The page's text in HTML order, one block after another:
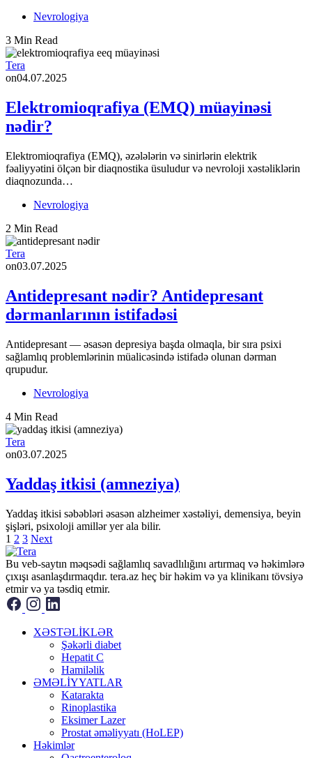
Nevrologiya
3 Min Read
Tera
on04.07.2025
Elektromioqrafiya (EMQ) müayinəsi
nədir?
Elektromioqrafiya (EMQ), əzələlərin və sinirlərin elektrik
fəaliyyətini ölçən bir diaqnostika üsuludur və nevroloji xəstəliklərin
diaqnozunda…
Nevrologiya
2 Min Read
Tera
on03.07.2025
Antidepresant nədir? Antidepresant
dərmanlarının istifadəsi
Antidepresant — əsasən depresiya başda olmaqla, bir sıra psixi
sağlamlıq problemlərinin müalicəsində istifadə olunan dərman
qrupudur.
Nevrologiya
4 Min Read
Tera
on03.07.2025
Yaddaş itkisi (amneziya)
Yaddaş itkisi səbəbləri əsasən alzheimer xəstəliyi, demensiya, beyin
şişləri, psixoloji amillər yer ala bilir.
Posts
pagination
1 2 3 Next
Bu veb-saytın məqsədi sağlamlıq savadlılığını artırmaq və həkimlərə
çıxışı asanlaşdırmaqdır. tera.az heç bir həkim və ya klinikanı tövsiyə
etmir və ya təsdiq etmir.
XƏSTƏLİKLƏR
Şəkərli diabet
Hepatit C
Hamiləlik
ƏMƏLİYYATLAR
Katarakta
Rinoplastika
Eksimer Lazer
Prostat əməliyyatı (HoLEP)
Həkimlər